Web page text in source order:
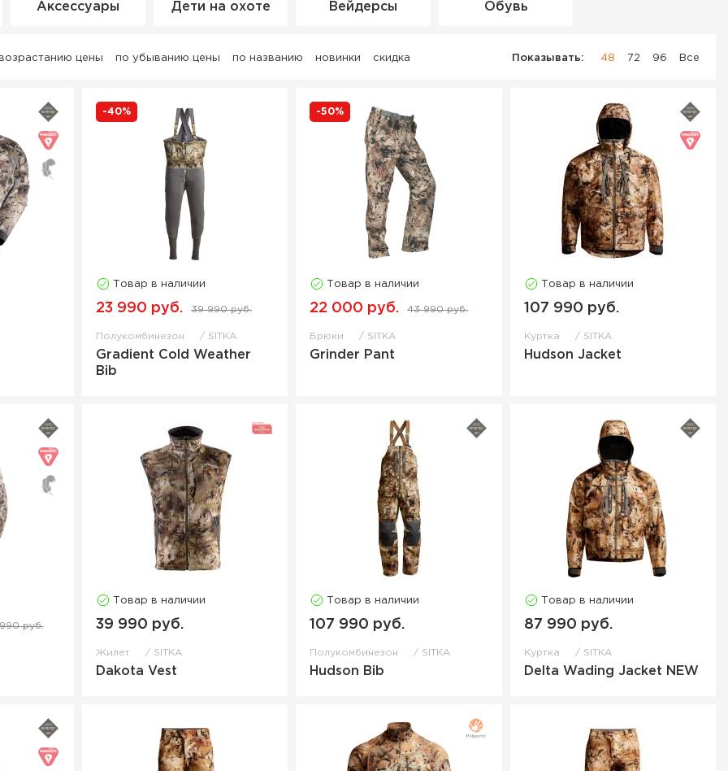
Аксессуары Дети на охоте Вейдерсы Обувь
цены по убыванию цены по названию новинки скидка Показывать: 48 72 96 Все
-40%
Товар в наличии
23 990 руб. 39 990 руб.
Полукомбинезон SITKA
Gradient Cold Weather
Bib
-50%
Товар в наличии
22 000 руб. 43 990 руб.
Брюки SITKA
Grinder Pant
Товар в наличии
107 990 руб.
Куртка SITKA
Hudson Jacket
руб.
Товар в наличии
39 990 руб.
Жилет SITKA
Dakota Vest
Товар в наличии
107 990 руб.
Полукомбинезон SITKA
Hudson Bib
Товар в наличии
87 990 руб.
Куртка SITKA
Delta Wading Jacket NEW